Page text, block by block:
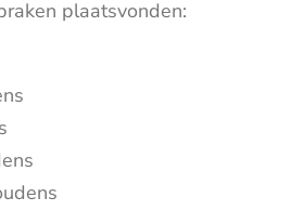
plaatsvonden: